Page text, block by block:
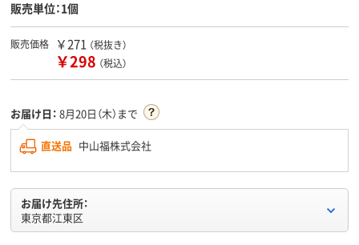
販売単位：1個
販売価格 ￥271 （税抜き）
￥298 （税込）
お届け日： 8月20日（木）まで
直送品 中山福株式会社
お届け先住所：
東京都江東区